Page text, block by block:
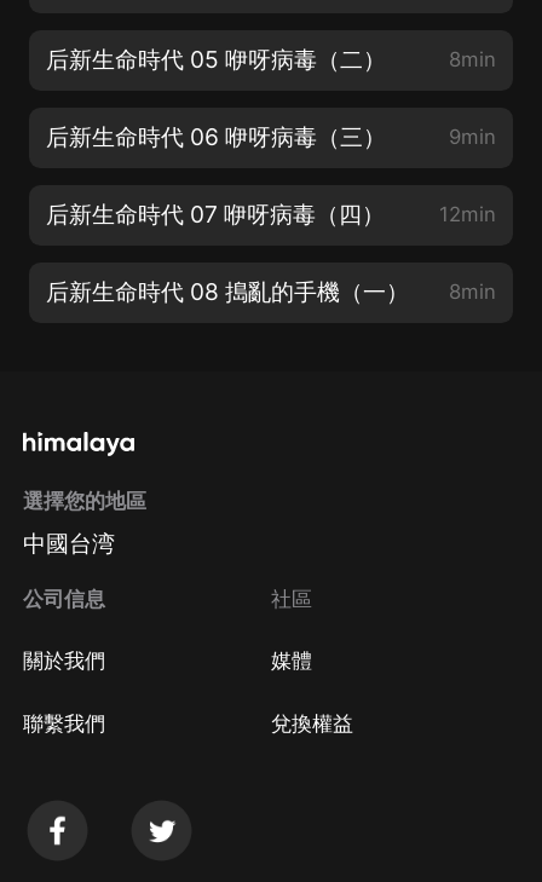
后新生命時代 05 咿呀病毒（二） 8min
后新生命時代 06 咿呀病毒（三） 9min
后新生命時代 07 咿呀病毒（四） 12min
后新生命時代 08 搗亂的手機（一） 8min
選擇您的地區
中國台湾
公司信息
關於我們
聯繫我們
社區
媒體
兌換權益